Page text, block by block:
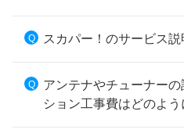
スカパー！のサービス
アンテナやチューナー
ション工事費はどのよ